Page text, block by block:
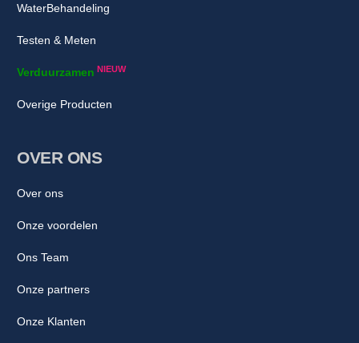
WaterBehandeling
Testen & Meten
Verduurzamen NIEUW
Overige Producten
OVER ONS
Over ons
Onze voordelen
Ons Team
Onze partners
Onze Klanten